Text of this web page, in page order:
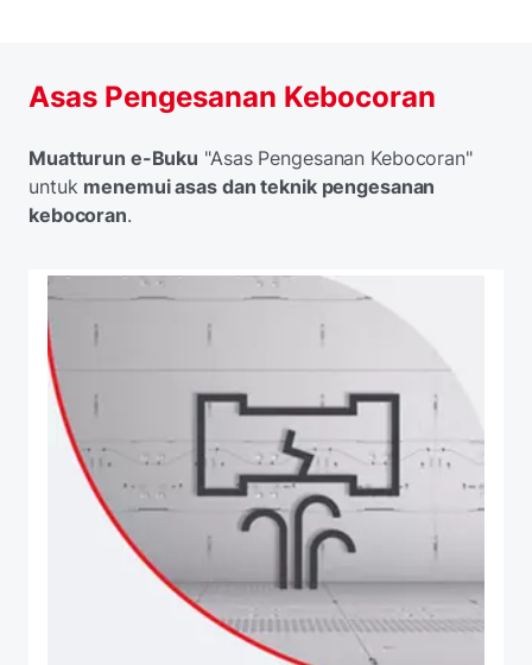
Asas Pengesanan Kebocoran
Muatturun e-Buku "Asas Pengesanan Kebocoran"
untuk menemui asas dan teknik pengesanan
kebocoran.